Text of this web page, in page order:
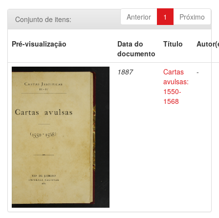
Anterior 1 Próximo
Conjunto de itens:
Pré-visualização
Data do
documento
Título
1887
Cartas
avulsas:
1550-
1568
-